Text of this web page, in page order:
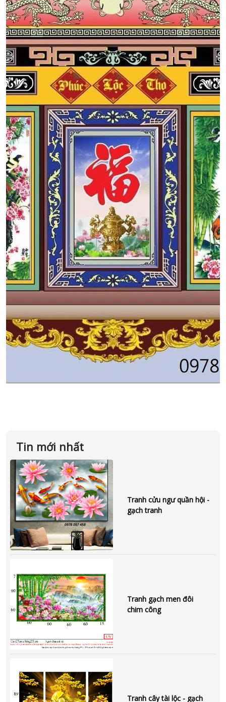
Tin mới nhất
Tranh cửu ngư quần hội -
gạch tranh
Tranh gạch men đôi
chim công
Tranh cây tài lộc - gạch